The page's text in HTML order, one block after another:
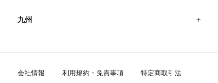
九州
会社情報 利用規約・免責事項 特定商取引法